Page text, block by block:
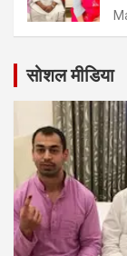
सोशल मीडिया